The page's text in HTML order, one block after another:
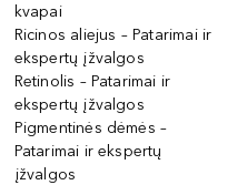
kvapai
Ricinos aliejus – Patarimai ir
ekspertų įžvalgos
Retinolis – Patarimai ir
ekspertų įžvalgos
Pigmentinės dėmės –
Patarimai ir ekspertų
įžvalgos